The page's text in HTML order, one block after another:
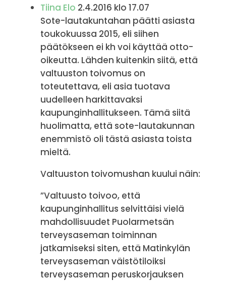
Tiina Elo 2.4.2016 klo 17.07
Sote-lautakuntahan päätti asiasta
toukokuussa 2015, eli siihen
päätökseen ei kh voi käyttää otto-
oikeutta. Lähden kuitenkin siitä, että
valtuuston toivomus on
toteutettava, eli asia tuotava
uudelleen harkittavaksi
kaupunginhallitukseen. Tämä siitä
huolimatta, että sote-lautakunnan
enemmistö oli tästä asiasta toista
mieltä.
Valtuuston toivomushan kuului näin:
”Valtuusto toivoo, että
kaupunginhallitus selvittäisi vielä
mahdollisuudet Puolarmetsän
terveysaseman toiminnan
jatkamiseksi siten, että Matinkylän
terveysaseman väistötiloiksi
terveysaseman peruskorjauksen